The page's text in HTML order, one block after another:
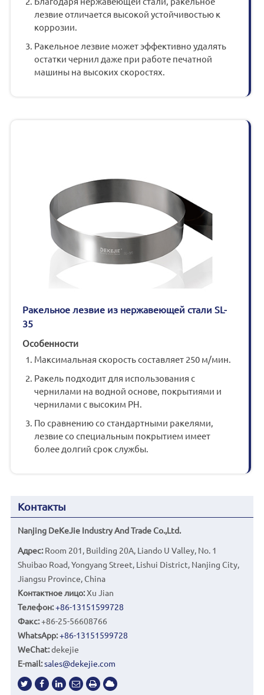
лезвие отличается высокой устойчивостью к
коррозии.
Ракельное лезвие может эффективно удалять
остатки чернил даже при работе печатной
машины на высоких скоростях.
Ракельное лезвие из нержавеющей стали SL-
35
Особенности
Максимальная скорость составляет 250 м/мин.
Ракель подходит для использования с
чернилами на водной основе, покрытиями и
чернилами с высоким PH.
По сравнению со стандартными ракелями,
лезвие со специальным покрытием имеет
более долгий срок службы.
Контакты
Nanjing DeKeJie Industry And Trade Co.,Ltd.
Адрес:Room 201, Building 20A, Liando U Valley, No. 1
Shuibao Road, Yongyang Street, Lishui District, Nanjing City,
Jiangsu Province, China
Контактное лицо:Xu Jian
Телефон:+86-13151599728
Факс:+86-25-56608766
WhatsApp:+86-13151599728
WeChat:dekejie
E-mail:sales@dekejie.com